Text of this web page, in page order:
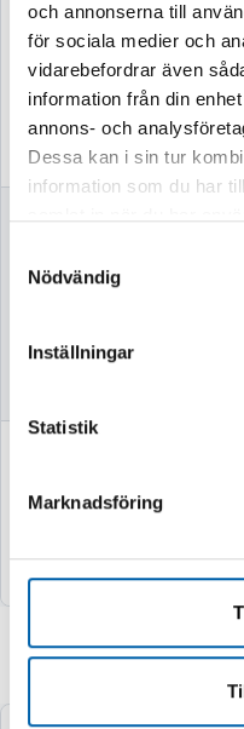
och annonserna till
för sociala medier och
vidarebefordrar även
information från din
annons- och
Dessa kan i sin tur
information som du har
Nödvändig
Inställningar
Statistik
Marknadsföring
VASSKLIPPARE
Finns i lager
Köp